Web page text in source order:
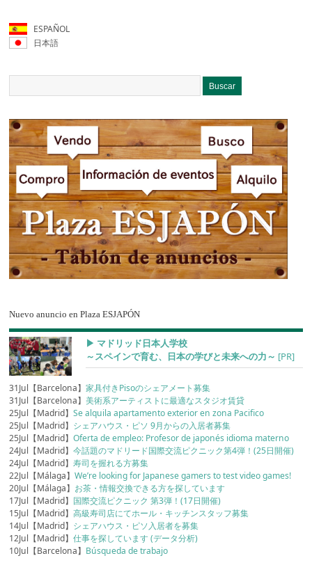
ESPAÑOL
日本語
Nuevo anuncio en Plaza ESJAPÓN
▶︎ マドリッド日本人学校
～スペインで育む、日本の学びと未来への力～ [PR]
31Jul【Barcelona】家具付きPisoのシェアメート募集
31Jul【Barcelona】美術系アーティストに最適なスタジオ賃貸
25Jul【Madrid】Se alquila apartamento exterior en zona Pacifico
25Jul【Madrid】 シェアハウス・ピソ 9月からの入居者募集
25Jul【Madrid】Oferta de empleo: Profesor de japonés idioma materno
24Jul【Madrid】今話題のマドリード国際交流ピクニック第4弾！(25日開催)
24Jul【Madrid】寿司を握れる方募集
22Jul【Málaga】We’re looking for Japanese gamers to test video games!
20Jul【Málaga】 お茶・情報交換できる方を探しています
17Jul【Madrid】 国際交流ピクニック 第3弾！(17日開催)
15Jul【Madrid】高級寿司店にてホール・キッチンスタッフ募集
14Jul【Madrid】 シェアハウス・ピソ入居者を募集
12Jul【Madrid】仕事を探しています (データ分析)
10Jul【Barcelona】 Búsqueda de trabajo